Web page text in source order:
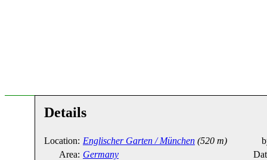
Details
Location: Englischer Garten / München (520 m)
Area: Germany